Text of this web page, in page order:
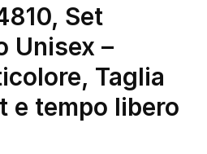
Set
Unisex –
Taglia
e tempo libero